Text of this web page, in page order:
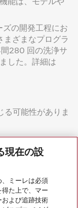
能は、モデルや
の開発工程にお
まざまなプログラ
280 回の洗浄サ
した。詳細は
る可能性がありま
現在の設
ミーレは必須
た上で、マー
および追跡技術